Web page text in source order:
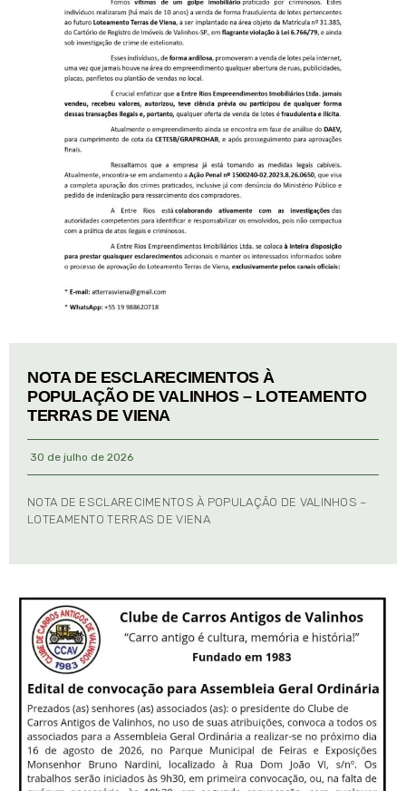
NOTA DE ESCLARECIMENTOS À
POPULAÇÃO DE VALINHOS – LOTEAMENTO
TERRAS DE VIENA
30 de julho de 2026
NOTA DE ESCLARECIMENTOS À POPULAÇÃO DE VALINHOS –
LOTEAMENTO TERRAS DE VIENA